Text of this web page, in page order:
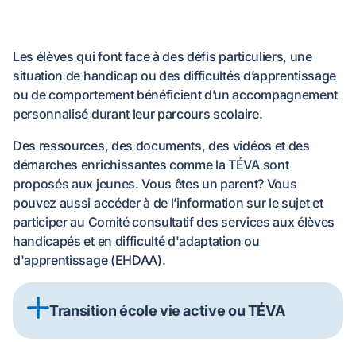
Les élèves qui font face à des défis particuliers, une
situation de handicap ou des difficultés d’apprentissage
ou de comportement bénéficient d’un accompagnement
personnalisé durant leur parcours scolaire.
Des ressources, des documents, des vidéos et des
démarches enrichissantes comme la TÉVA sont
proposés aux jeunes. Vous êtes un parent? Vous
pouvez aussi accéder à de l’information sur le sujet et
participer au Comité consultatif des services aux élèves
handicapés et en difficulté d'adaptation ou
d'apprentissage (EHDAA).
Transition école vie active ou TÉVA